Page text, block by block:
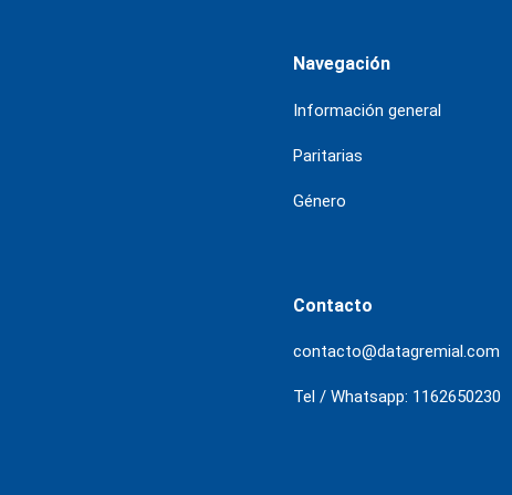
Navegación
Información general
Paritarias
Género
Contacto
contacto@datagremial.com
Tel / Whatsapp: 1162650230